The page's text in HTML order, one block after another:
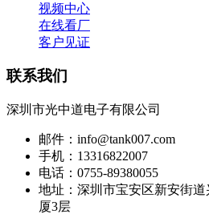
视频中心
在线看厂
客户见证
联系我们
深圳市光中道电子有限公司
邮件：info@tank007.com
手机：13316822007
电话：0755-89380055
地址：深圳市宝安区新安街
厦3层